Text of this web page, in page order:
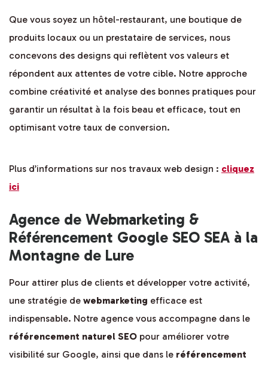
Que vous soyez un hôtel-restaurant, une boutique de
produits locaux ou un prestataire de services, nous
concevons des designs qui reflètent vos valeurs et
répondent aux attentes de votre cible. Notre approche
combine créativité et analyse des bonnes pratiques pour
garantir un résultat à la fois beau et efficace, tout en
optimisant votre taux de conversion.
Plus d’informations sur nos travaux web design : cliquez
ici
Agence de Webmarketing &
Référencement Google SEO SEA à la
Montagne de Lure
Pour attirer plus de clients et développer votre activité,
une stratégie de webmarketing efficace est
indispensable. Notre agence vous accompagne dans le
référencement naturel SEO pour améliorer votre
visibilité sur Google, ainsi que dans le référencement